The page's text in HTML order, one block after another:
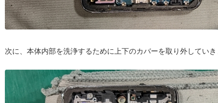
次に、本体内部を洗浄するために上下のカバーを取り外してい